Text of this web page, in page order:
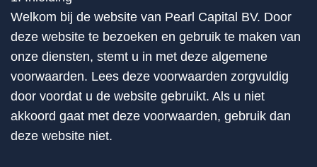
Welkom bij de website van Pearl Capital BV. Door
deze website te bezoeken en gebruik te maken van
onze diensten, stemt u in met deze algemene
voorwaarden. Lees deze voorwaarden zorgvuldig
door voordat u de website gebruikt. Als u niet
akkoord gaat met deze voorwaarden, gebruik dan
deze website niet.